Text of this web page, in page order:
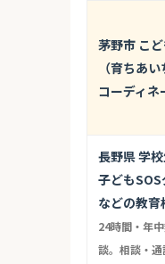
茅野市 こ
（育ちあ
コーディネ
長野県 学
子ども
などの教育
24時間・年
談。相談・